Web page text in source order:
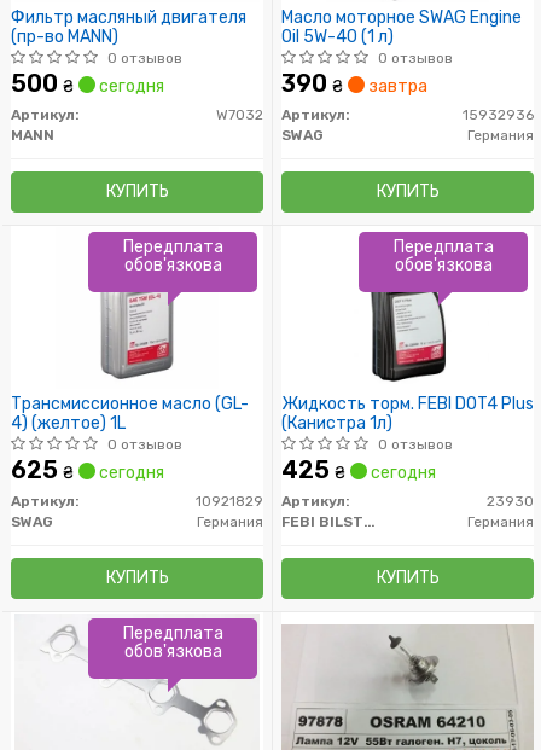
Фильтр масляный двигателя
(пр-во MANN)
0 отзывов
500 ₴ сегодня
Артикул:
W7032
MANN
КУПИТЬ
Масло моторное SWAG Engine
Oil 5W-40 (1 л)
0 отзывов
390 ₴ завтра
Артикул:
15932936
SWAG
Германия
КУПИТЬ
Трансмиссионное масло (GL-
4) (желтое) 1L
0 отзывов
625 ₴ сегодня
Артикул:
10921829
SWAG
Германия
КУПИТЬ
Передплата
обов'язкова
Жидкость торм. FEBI DOT4 Plus
(Канистра 1л)
0 отзывов
425 ₴ сегодня
Артикул:
23930
FEBI BILSTEIN
Германия
КУПИТЬ
Передплата
обов'язкова
Передплата
обов'язкова